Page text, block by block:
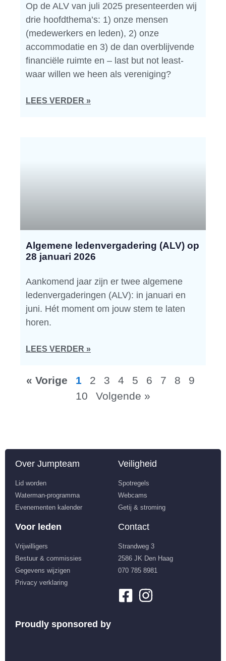
Op de ALV van juli 2025 presenteerden wij
drie hoofdthema’s: 1) onze mensen
(medewerkers en leden), 2) onze
accommodatie en 3) de dan overblijvende
financiële ruimte en – last but not least-
waar willen we heen als vereniging?
LEES VERDER »
Algemene ledenvergadering (ALV) op
28 januari 2026
Aankomend jaar zijn er twee algemene
ledenvergaderingen (ALV): in januari en
juni. Hét moment om jouw stem te laten
horen.
LEES VERDER »
« Vorige 1 2 3 4 5 6 7 8
9
10
Volgende »
Over Jumpteam
Lid worden
Waterman-programma
Evenementen kalender
Veiligheid
Spotregels
Webcams
Getij & stroming
Voor leden
Vrijwilligers
Bestuur & commissies
Gegevens wijzigen
Privacy verklaring
Contact
Strandweg 3
2586 JK Den Haag
070 785 8981
Proudly sponsored by